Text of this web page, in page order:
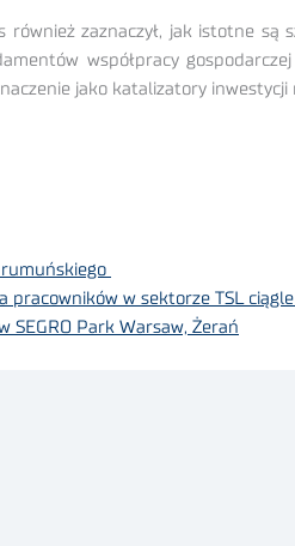
również zaznaczył, jak istotne
współpracy
jako katalizatory
rumuńskiego
pracowników w sektorze TSL
SEGRO Park Warsaw, Żerań